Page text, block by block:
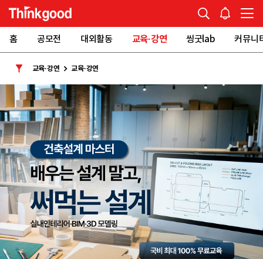
홈 공모전 대외활동 교육·강연 씽굿lab 커뮤니
교육·강연 교육·강연